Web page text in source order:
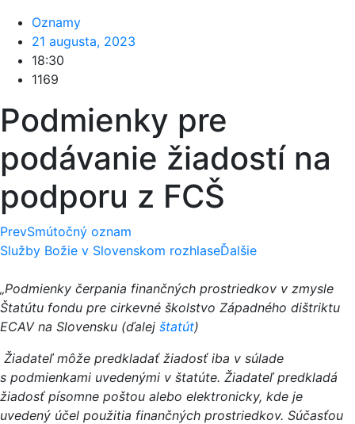
Oznamy
21 augusta, 2023
18:30
1169
Podmienky pre
podávanie žiadostí na
podporu z FCŠ
PrevSmútočný oznam
Služby Božie v Slovenskom rozhlaseĎalšie
„Podmienky čerpania finančných prostriedkov v zmysle
Štatútu fondu pre cirkevné školstvo Západného dištriktu
ECAV na Slovensku (ďalej štatút)
Žiadateľ môže predkladať žiadosť iba v súlade
s podmienkami uvedenými v štatúte. Žiadateľ predkladá
žiadosť písomne poštou alebo elektronicky, kde je
uvedený účel použitia finančných prostriedkov. Súčasťou